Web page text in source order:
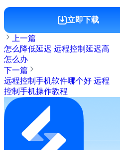
立即下载
上一篇
怎么降低延迟 远程控制延迟高
怎么办
下一篇
远程控制手机软件哪个好 远程
控制手机操作教程